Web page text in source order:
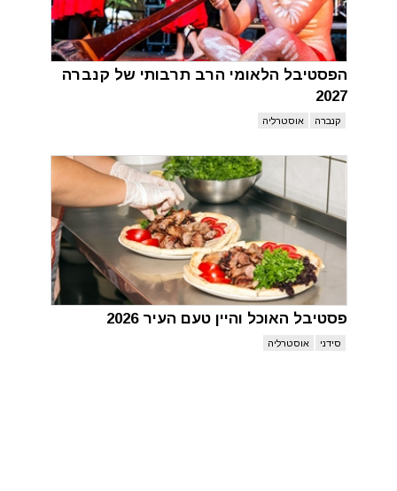
הפסטיבל הלאומי הרב תרבותי של קנברה
2027
קנברה אוסטרליה
פסטיבל האוכל והיין טעם העיר 2026
סידני אוסטרליה